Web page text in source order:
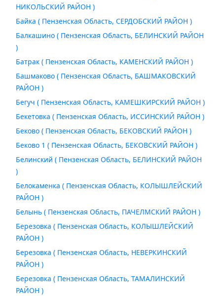
НИКОЛЬСКИЙ РАЙОН )
Байка ( Пензенская Область, СЕРДОБСКИЙ РАЙОН )
Балкашино ( Пензенская Область, БЕЛИНСКИЙ РАЙОН
)
Батрак ( Пензенская Область, КАМЕНСКИЙ РАЙОН )
Башмаково ( Пензенская Область, БАШМАКОВСКИЙ
РАЙОН )
Бегуч ( Пензенская Область, КАМЕШКИРСКИЙ РАЙОН )
Бекетовка ( Пензенская Область, ИССИНСКИЙ РАЙОН )
Беково ( Пензенская Область, БЕКОВСКИЙ РАЙОН )
Беково 1 ( Пензенская Область, БЕКОВСКИЙ РАЙОН )
Белинский ( Пензенская Область, БЕЛИНСКИЙ РАЙОН
)
Белокаменка ( Пензенская Область, КОЛЫШЛЕЙСКИЙ
РАЙОН )
Белынь ( Пензенская Область, ПАЧЕЛМСКИЙ РАЙОН )
Березовка ( Пензенская Область, КОЛЫШЛЕЙСКИЙ
РАЙОН )
Березовка ( Пензенская Область, НЕВЕРКИНСКИЙ
РАЙОН )
Березовка ( Пензенская Область, ТАМАЛИНСКИЙ
РАЙОН )